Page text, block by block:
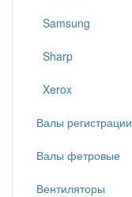
Samsung
Sharp
Xerox
Валы регистрации
Валы фетровые
Вентиляторы